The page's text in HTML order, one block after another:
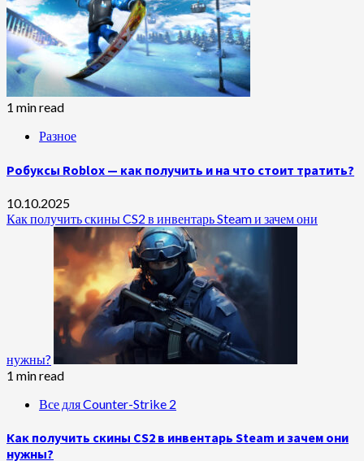
1 min read
Разное
Робуксы Roblox — как получить и на что стоит тратить?
10.10.2025
Как получить скины CS2 в инвентарь Steam и зачем они
нужны?
1 min read
Все для Counter-Strike 2
Как получить скины CS2 в инвентарь Steam и зачем они
нужны?